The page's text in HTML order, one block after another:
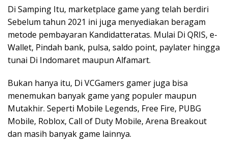
Di Samping Itu, marketplace game yang telah berdiri
Sebelum tahun 2021 ini juga menyediakan beragam
metode pembayaran Kandidatteratas. Mulai Di QRIS, e-
Wallet, Pindah bank, pulsa, saldo point, paylater hingga
tunai Di Indomaret maupun Alfamart.
Bukan hanya itu, Di VCGamers gamer juga bisa
menemukan banyak game yang populer maupun
Mutakhir. Seperti Mobile Legends, Free Fire, PUBG
Mobile, Roblox, Call of Duty Mobile, Arena Breakout
dan masih banyak game lainnya.